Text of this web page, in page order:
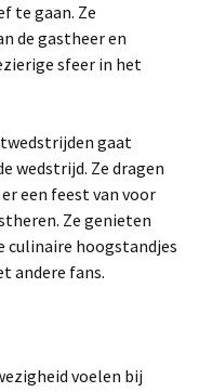
te gaan. Ze
de gastheer en
sfeer in het
gaat
wedstrijd. Ze dragen
een feest van voor
Ze genieten
culinaire hoogstandjes
andere fans.
voelen bij